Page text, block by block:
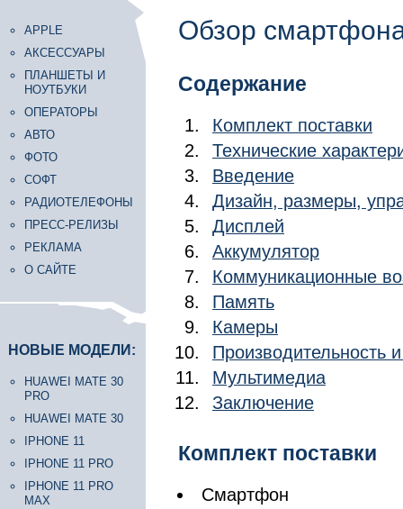
APPLE
АКСЕССУАРЫ
ПЛАНШЕТЫ И
НОУТБУКИ
ОПЕРАТОРЫ
АВТО
ФОТО
СОФТ
РАДИОТЕЛЕФОНЫ
ПРЕСС-РЕЛИЗЫ
РЕКЛАМА
О САЙТЕ
НОВЫЕ МОДЕЛИ:
HUAWEI MATE 30
PRO
HUAWEI MATE 30
IPHONE 11
IPHONE 11 PRO
IPHONE 11 PRO
MAX
Обзор
Содержание
Комплект поставки
Технические
Введение
Дизайн, размеры,
Дисплей
Аккумулятор
Коммуникационные
Память
Камеры
Производительность
Мультимедиа
Заключение
Комплект поставки
Смартфон